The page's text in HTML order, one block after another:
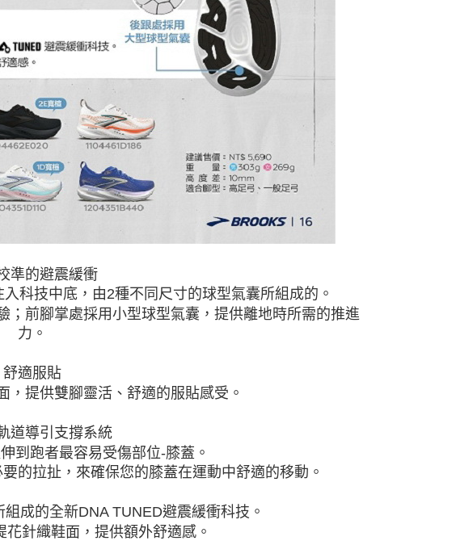
準的避震緩衝
科技中底，由2種不同尺寸的球型氣囊所組成的。
前腳掌處採用小型球型氣囊，提供離地時所需的推進
力。
舒適服貼
，提供雙腳靈活、舒適的服貼感受。
道導引支撐系統
到跑者最容易受傷部位-膝蓋。
的拉扯，來確保您的膝蓋在運動中舒適的移動。
成的全新DNA TUNED避震緩衝科技。
花針織鞋面，提供額外舒適感。